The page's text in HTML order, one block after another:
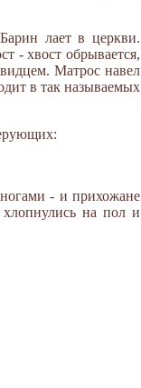
лает в церкви.
- хвост обрывается,
Матрос навел
в так называемых
- и прихожане
на пол и